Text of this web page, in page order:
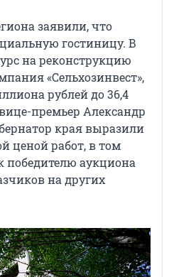
заявили, что
гостиницу. В
на реконструкцию
«Сельхозинвест»,
рублей до 36,4
премьер Александр
края выразили
ценой работ, в том
победителю аукциона
на других